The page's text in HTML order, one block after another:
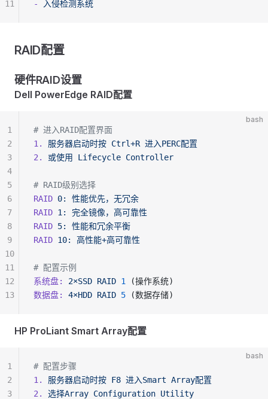
- 入侵检测系统
11
RAID配置
硬件RAID设置
Dell PowerEdge RAID配置
bash
# 进入RAID配置界面
1.
服务器启动时按 Ctrl+R 进入PERC配置
2.
或使用 Lifecycle Controller
# RAID级别选择
RAID 0:
性能优先，无冗余
RAID 1:
完全镜像，高可靠性
RAID 5:
性能和冗余平衡
RAID 10: 高性能+高可靠性
# 配置示例
系统盘:
2×SSD RAID 1
(操作系统)
数据盘:
4×HDD RAID 5 (数据存储)
1
2
3
4
5
6
7
8
9
10
11
12
13
HP ProLiant Smart Array配置
bash
# 配置步骤
1.
服务器启动时按 F8 进入Smart Array配置
2.
选择Array Configuration Utility
1
2
3